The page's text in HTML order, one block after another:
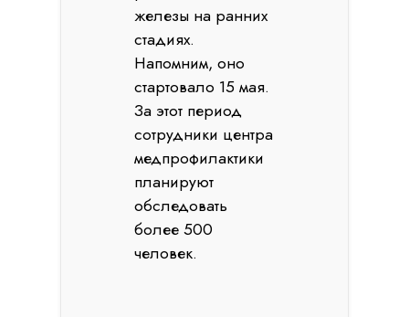
железы на ранних
стадиях.
Напомним, оно
стартовало 15 мая.
За этот период
сотрудники центра
медпрофилактики
планируют
обследовать
более 500
человек.